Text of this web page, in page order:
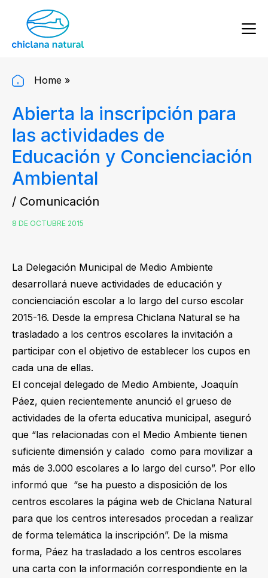
Home »
Abierta la inscripción para
las actividades de
Educación y Concienciación
Ambiental
/ Comunicación
8 DE OCTUBRE 2015
La Delegación Municipal de Medio Ambiente
desarrollará nueve actividades de educación y
concienciación escolar a lo largo del curso escolar
2015-16. Desde la empresa Chiclana Natural se ha
trasladado a los centros escolares la invitación a
participar con el objetivo de establecer los cupos en
cada una de ellas.
El concejal delegado de Medio Ambiente, Joaquín
Páez, quien recientemente anunció el grueso de
actividades de la oferta educativa municipal, aseguró
que “las relacionadas con el Medio Ambiente tienen
suficiente dimensión y calado como para movilizar a
más de 3.000 escolares a lo largo del curso”. Por ello
informó que “se ha puesto a disposición de los
centros escolares la página web de Chiclana Natural
para que los centros interesados procedan a realizar
de forma telemática la inscripción”. De la misma
forma, Páez ha trasladado a los centros escolares
una carta con la información correspondiente en la